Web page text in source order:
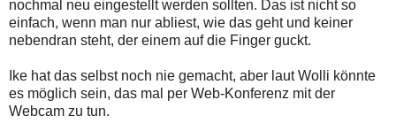
nochmal neu eingestellt werden sollten. Das ist nicht so
einfach, wenn man nur abliest, wie das geht und keiner
nebendran steht, der einem auf die Finger guckt.
Ike hat das selbst noch nie gemacht, aber laut Wolli könnte
es möglich sein, das mal per Web-Konferenz mit der
Webcam zu tun.